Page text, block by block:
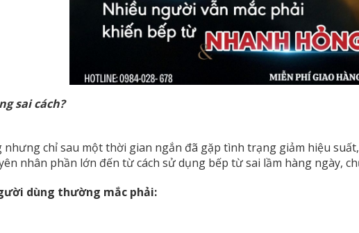
sai cách?
chỉ sau một thời gian ngắn đã gặp tình trạng giảm hiệu
nhân phần lớn đến từ cách sử dụng bếp từ sai lầm hàng ngày,
dùng thường mắc phải: